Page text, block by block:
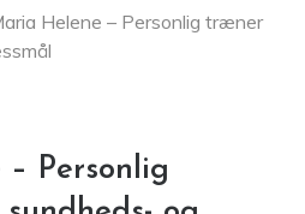
Helene – Personlig træner
Personlig